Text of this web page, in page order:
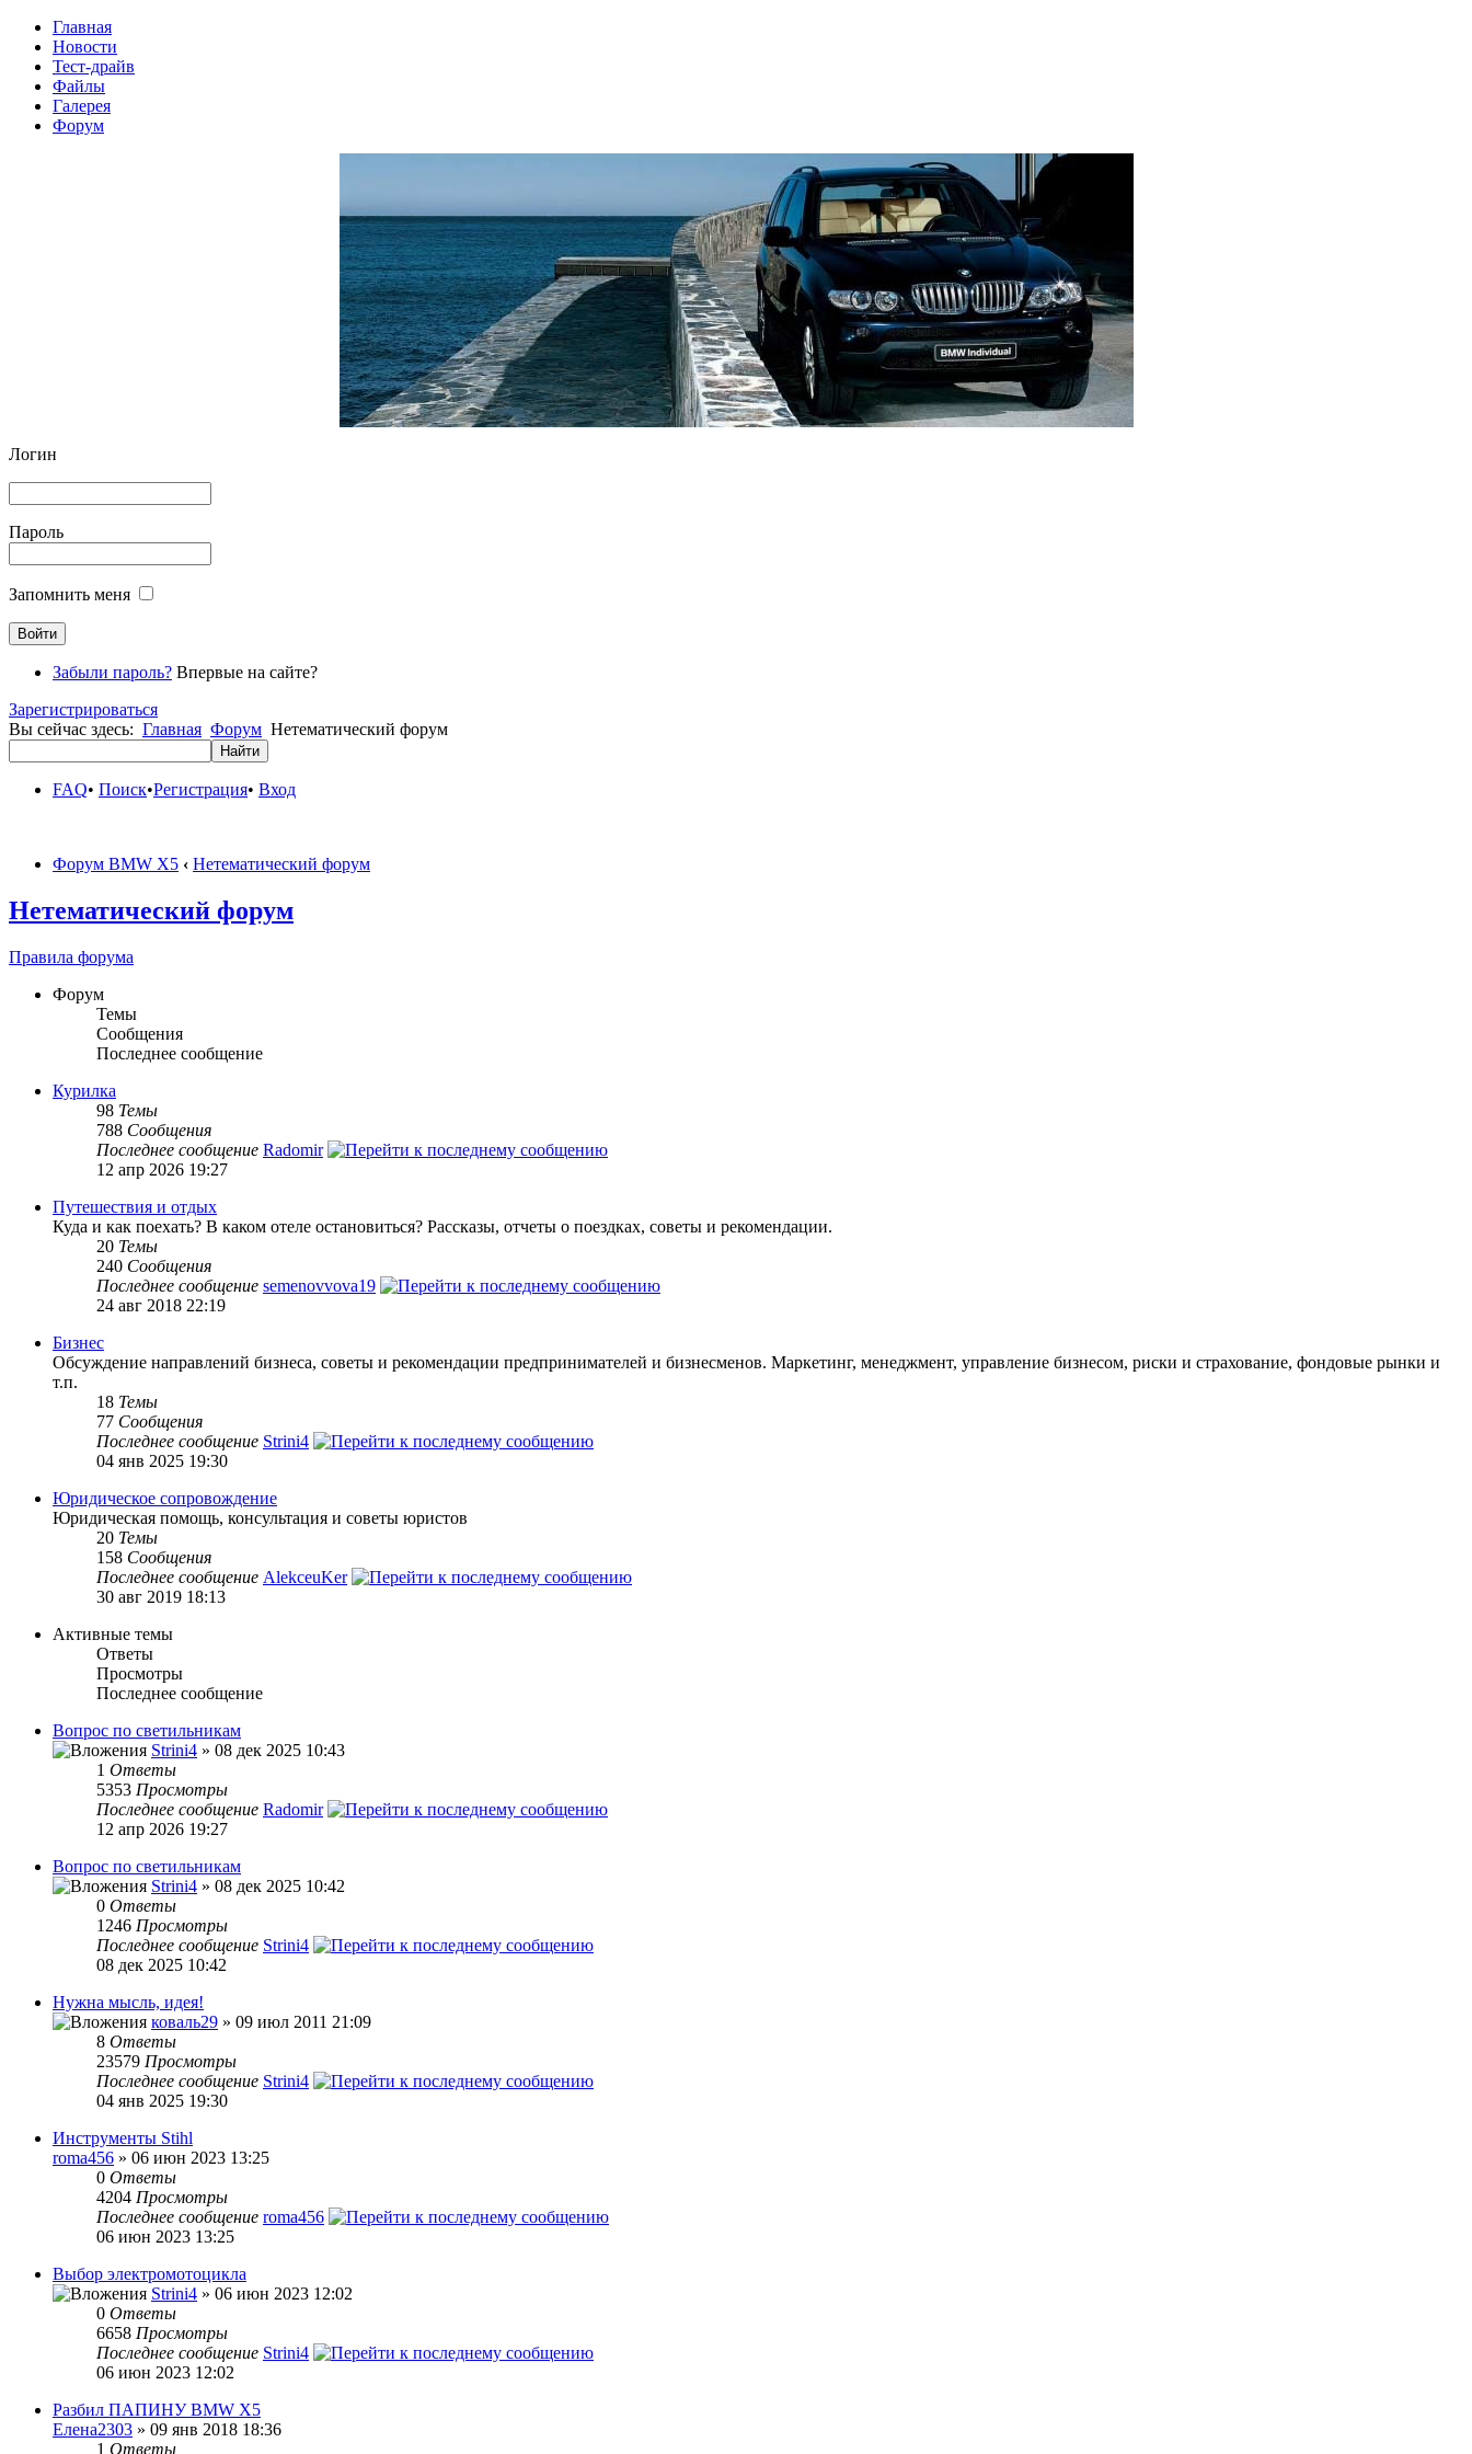
Главная
Новости
Тест-драйв
Файлы
Галерея
Форум
Логин
Пароль
Запомнить меня
Забыли пароль? Впервые на сайте?
Зарегистрироваться
Вы сейчас здесь: Главная Форум Нетематический форум
FAQ• Поиск•Регистрация• Вход
Форум BMW X5 ‹ Нетематический форум
Нетематический форум
Правила форума
Форум
Темы
Сообщения
Последнее сообщение
Курилка
98 Темы
788 Сообщения
Последнее сообщение Radomir
12 апр 2026 19:27
Путешествия и отдых
Куда и как поехать? В каком отеле остановиться? Рассказы, отчеты о поездках, советы и рекомендации.
20 Темы
240 Сообщения
Последнее сообщение semenovvova19
24 авг 2018 22:19
Бизнес
Обсуждение направлений бизнеса, советы и рекомендации предпринимателей и бизнесменов. Маркетинг, менеджмент, управление бизнесом, риски и страхование, фондовые рынки и
т.п.
18 Темы
77 Сообщения
Последнее сообщение Strini4
04 янв 2025 19:30
Юридическое сопровождение
Юридическая помощь, консультация и советы юристов
20 Темы
158 Сообщения
Последнее сообщение AlekceuKer
30 авг 2019 18:13
Активные темы
Ответы
Просмотры
Последнее сообщение
Вопрос по светильникам
Strini4 » 08 дек 2025 10:43
1 Ответы
5353 Просмотры
Последнее сообщение Radomir
12 апр 2026 19:27
Вопрос по светильникам
Strini4 » 08 дек 2025 10:42
0 Ответы
1246 Просмотры
Последнее сообщение Strini4
08 дек 2025 10:42
Нужна мысль, идея!
коваль29 » 09 июл 2011 21:09
8 Ответы
23579 Просмотры
Последнее сообщение Strini4
04 янв 2025 19:30
Инструменты Stihl
roma456 » 06 июн 2023 13:25
0 Ответы
4204 Просмотры
Последнее сообщение roma456
06 июн 2023 13:25
Выбор электромотоцикла
Strini4 » 06 июн 2023 12:02
0 Ответы
6658 Просмотры
Последнее сообщение Strini4
06 июн 2023 12:02
Разбил ПАПИНУ BMW X5
Елена2303 » 09 янв 2018 18:36
1 Ответы